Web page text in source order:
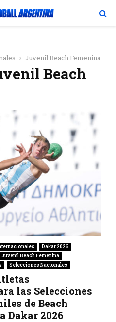
Juvenil Beach Femenina
Beach
Dakar 2026
Juvenil Beach Femenina
Selecciones Nacionales
las Selecciones
de Beach
Dakar 2026